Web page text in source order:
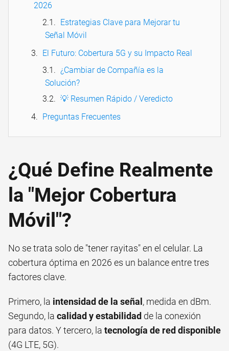
2026
Estrategias Clave para Mejorar tu
Señal Móvil
El Futuro: Cobertura 5G y su Impacto Real
¿Cambiar de Compañía es la
Solución?
💡 Resumen Rápido / Veredicto
Preguntas Frecuentes
¿Qué Define Realmente
la "Mejor Cobertura
Móvil"?
No se trata solo de "tener rayitas" en el celular. La
cobertura óptima en 2026 es un balance entre tres
factores clave.
Primero, la intensidad de la señal , medida en dBm.
Segundo, la calidad y estabilidad de la conexión
para datos. Y tercero, la tecnología de red disponible
(4G LTE, 5G).